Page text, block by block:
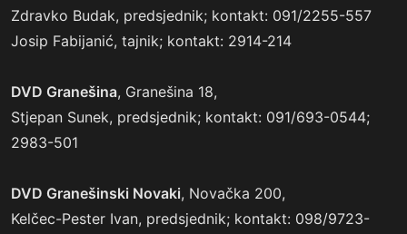
Zdravko Budak, predsjednik; kontakt: 091/2255-557
Josip Fabijanić, tajnik; kontakt: 2914-214
DVD Granešina, Granešina 18,
Stjepan Sunek, predsjednik; kontakt: 091/693-0544;
2983-501
DVD Granešinski Novaki, Novačka 200,
Kelčec-Pester Ivan, predsjednik; kontakt: 098/9723-